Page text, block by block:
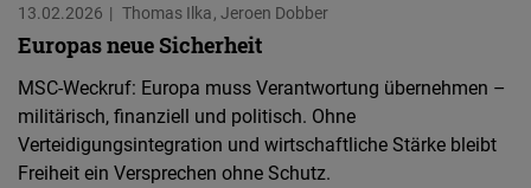
13.02.2026 Thomas Ilka Jeroen Dobber
Europas neue Sicherheit
MSC-Weckruf: Europa muss Verantwortung übernehmen –
militärisch, finanziell und politisch. Ohne
Verteidigungsintegration und wirtschaftliche Stärke bleibt
Freiheit ein Versprechen ohne Schutz.